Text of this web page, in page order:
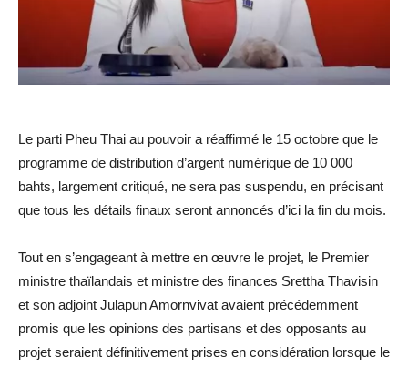
Le parti Pheu Thai au pouvoir a réaffirmé le 15 octobre que le
programme de distribution d’argent numérique de 10 000
bahts, largement critiqué, ne sera pas suspendu, en précisant
que tous les détails finaux seront annoncés d’ici la fin du mois.
Tout en s’engageant à mettre en œuvre le projet, le Premier
ministre thaïlandais et ministre des finances Srettha Thavisin
et son adjoint Julapun Amornvivat avaient précédemment
promis que les opinions des partisans et des opposants au
projet seraient définitivement prises en considération lorsque le